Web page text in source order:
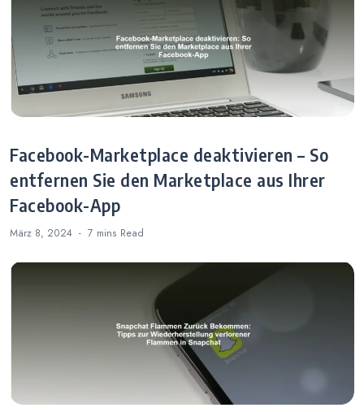
Facebook-Marketplace deaktivieren – So
entfernen Sie den Marketplace aus Ihrer
Facebook-App
März 8, 2024 7 mins Read